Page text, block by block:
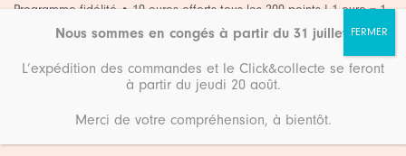
Passer
Programme fidélité • 10 euros offerts tous les 200 points ! 1 euro = 1
Nous sommes en congés à partir du 31 juillet
L’expédition des commandes et le Click&collecte se feront
à partir du jeudi 20 août.
Merci de votre compréhension, à bientôt.